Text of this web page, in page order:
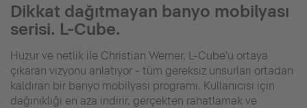
Dikkat dağıtmayan banyo mobilyası
serisi. L-Cube.
Huzur ve netlik ile Christian Werner, L-Cube'u ortaya
çıkaran vizyonu anlatıyor - tüm gereksiz unsurları ortadan
kaldıran bir banyo mobilyası programı. Kullanıcısı için
dağınıklığı en aza indirir, gerçekten rahatlamak ve